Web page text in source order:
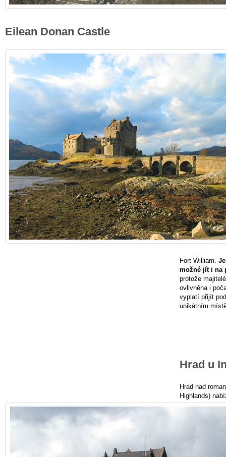
Eilean Donan Castle
Fort William.
možné jít i na
protože
ovlivněna i
vyplatí přijít
unikátním
Hrad u
Hrad nad
Highlands)